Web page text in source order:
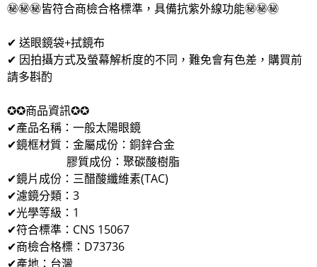
㊙㊙㊙皆符合商檢合格標準，具備抗紫外線功能㊙㊙㊙
✔ 送眼鏡袋+拭鏡布
✔ 因拍攝方式及螢幕解析度的不同，難免會有色差，購買前
請多斟酌
✪✪商品資訊✪✪
✔產品名稱：一般太陽眼鏡
✔鏡框材質：金屬成份：銅鋅合金
膠質成份：聚碳酸樹脂
✔鏡片成份：三醋酸纖維素(TAC)
✔濾鏡分類：3
✔光學等級：1
✔符合標準：CNS 15067
✔商檢合格標：D73736
✔產地：台灣